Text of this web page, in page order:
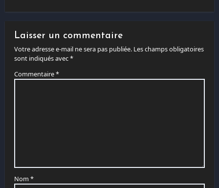
Laisser un commentaire
Votre adresse e-mail ne sera pas publiée. Les champs obligatoires
sont indiqués avec*
Commentaire*
Nom *